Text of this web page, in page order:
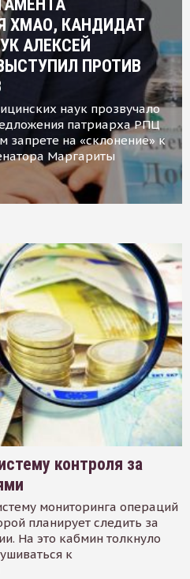
ХМАО, КАНДИДАТ
АЛЕКСЕЙ
ПРОТИВ
наук прозвучало
патриарха РПЦ
запрете на «склонение» к
Маргариты
контроля за
мониторинга операций
планирует следить за
На это кабмин толкнуло
к